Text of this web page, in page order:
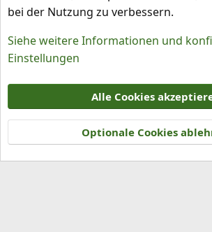
Nutzungsbedingungen
Hilfe und Impressum
R
S
S
Community platform by XenForo® © 2010-2026
bei der Nutzung zu verbessern.
Siehe weitere Informationen und
Einstellungen
Alle Cookies
Optionale Cookies